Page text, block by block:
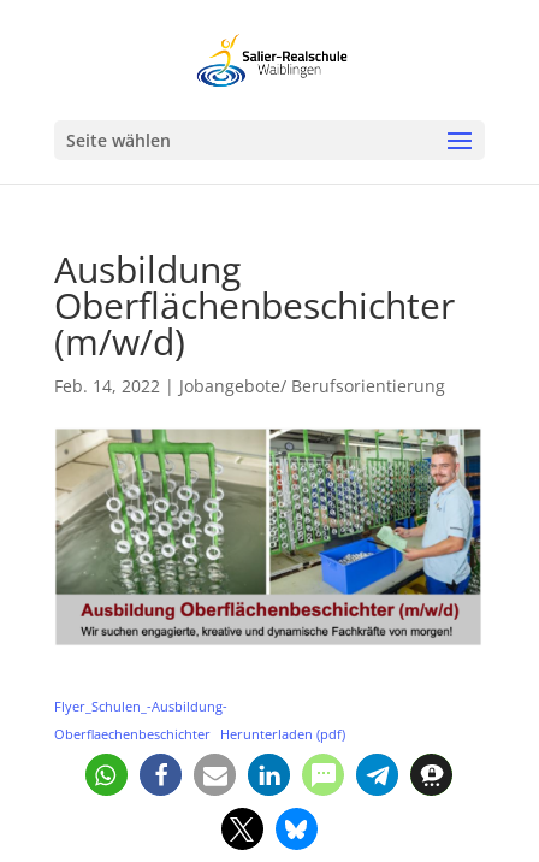
Seite wählen
Ausbildung
Oberflächenbeschichter
(m/w/d)
Feb. 14, 2022| Jobangebote/ Berufsorientierung
Flyer_Schulen_-Ausbildung-
Oberflaechenbeschichter
Herunterladen (pdf)